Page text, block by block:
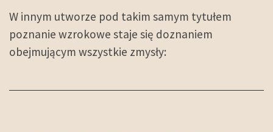
W innym utworze pod takim samym tytułem
poznanie wzrokowe staje się doznaniem
obejmującym wszystkie zmysły: